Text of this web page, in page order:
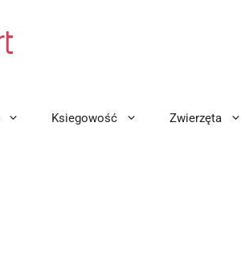
Ksiegowość Zwierzęta